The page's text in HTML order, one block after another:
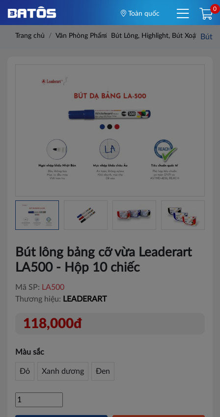
Toàn quốc
0
Trang chủ Văn Phòng Phẩm Bút Lông, Highlight, Bút Xoá Bút
Bút lông bảng cỡ vừa Leaderart
LA500 - Hộp 10 chiếc
Mã SP: LA500
Thương hiệu: LEADERART
118,000đ
Màu sắc
Đỏ Xanh dương Đen